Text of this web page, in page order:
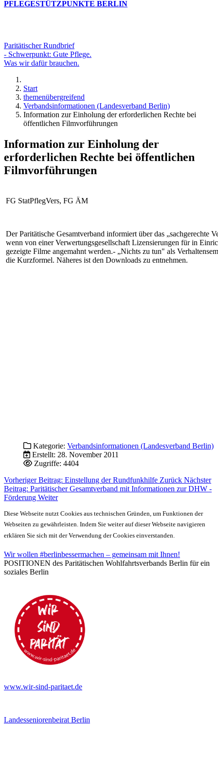
PFLEGESTÜTZPUNKTE BERLIN
Paritätischer Rundbrief
- Schwerpunkt: Gute Pflege.
Was wir dafür brauchen.
Start
themenübergreifend
Verbandsinformationen (Landesverband Berlin)
Information zur Einholung der erforderlichen Rechte bei
öffentlichen Filmvorführungen
Information zur Einholung der
erforderlichen Rechte bei öffentlichen
Filmvorführungen
FG StatPflegVers, FG ÄM
Der Paritätische Gesamtverband informiert über das „sachgerechte
wenn von einer Verwertungsgesellschaft Lizensierungen für in
gezeigte Filme angemahnt werden.- „Nichts zu tun" als
die Kurzformel. Näheres ist den Downloads zu entnehmen.
Kategorie: Verbandsinformationen (Landesverband Berlin)
Erstellt: 28. November 2011
Zugriffe: 4404
Vorheriger Beitrag: Einstellung der Rundfunkhilfe Zurück Nächster
Beitrag: Paritätischer Gesamtverband mit Informationen zur DHW -
Förderung Weiter
Diese Webseite nutzt Cookies aus technischen Gründen, um Funktionen der
Webseiten zu gewährleisten. Indem Sie weiter auf dieser Webseite navigieren
erklären Sie sich mit der Verwendung der Cookies einverstanden.
Wir wollen #berlinbessermachen – gemeinsam mit Ihnen!
POSITIONEN des Paritätischen Wohlfahrtsverbands Berlin für ein
soziales Berlin
www.wir-sind-paritaet.de
Landesseniorenbeirat Berlin